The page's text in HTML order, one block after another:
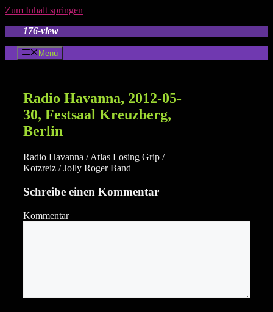
Zum Inhalt springen
176-view
Menü
Radio Havanna, 2012-05-
30, Festsaal Kreuzberg,
Berlin
Radio Havanna / Atlas Losing Grip /
Kotzreiz / Jolly Roger Band
Schreibe einen Kommentar
Kommentar